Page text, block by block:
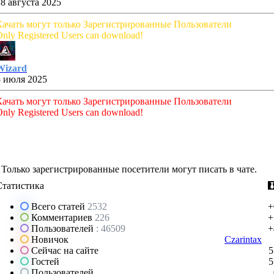
августа 2025
могут только Зарегистрированные Пользователи
Registered Users can download!
июля 2025
могут только Зарегистрированные Пользователи
Registered Users can download!
Только зарегистрированные посетители могут писать в чате.
Всего статей 2532
Комментариев 226
Пользователей : 46509
Новичок
Czarintax
Сейчас на сайте
Гостей